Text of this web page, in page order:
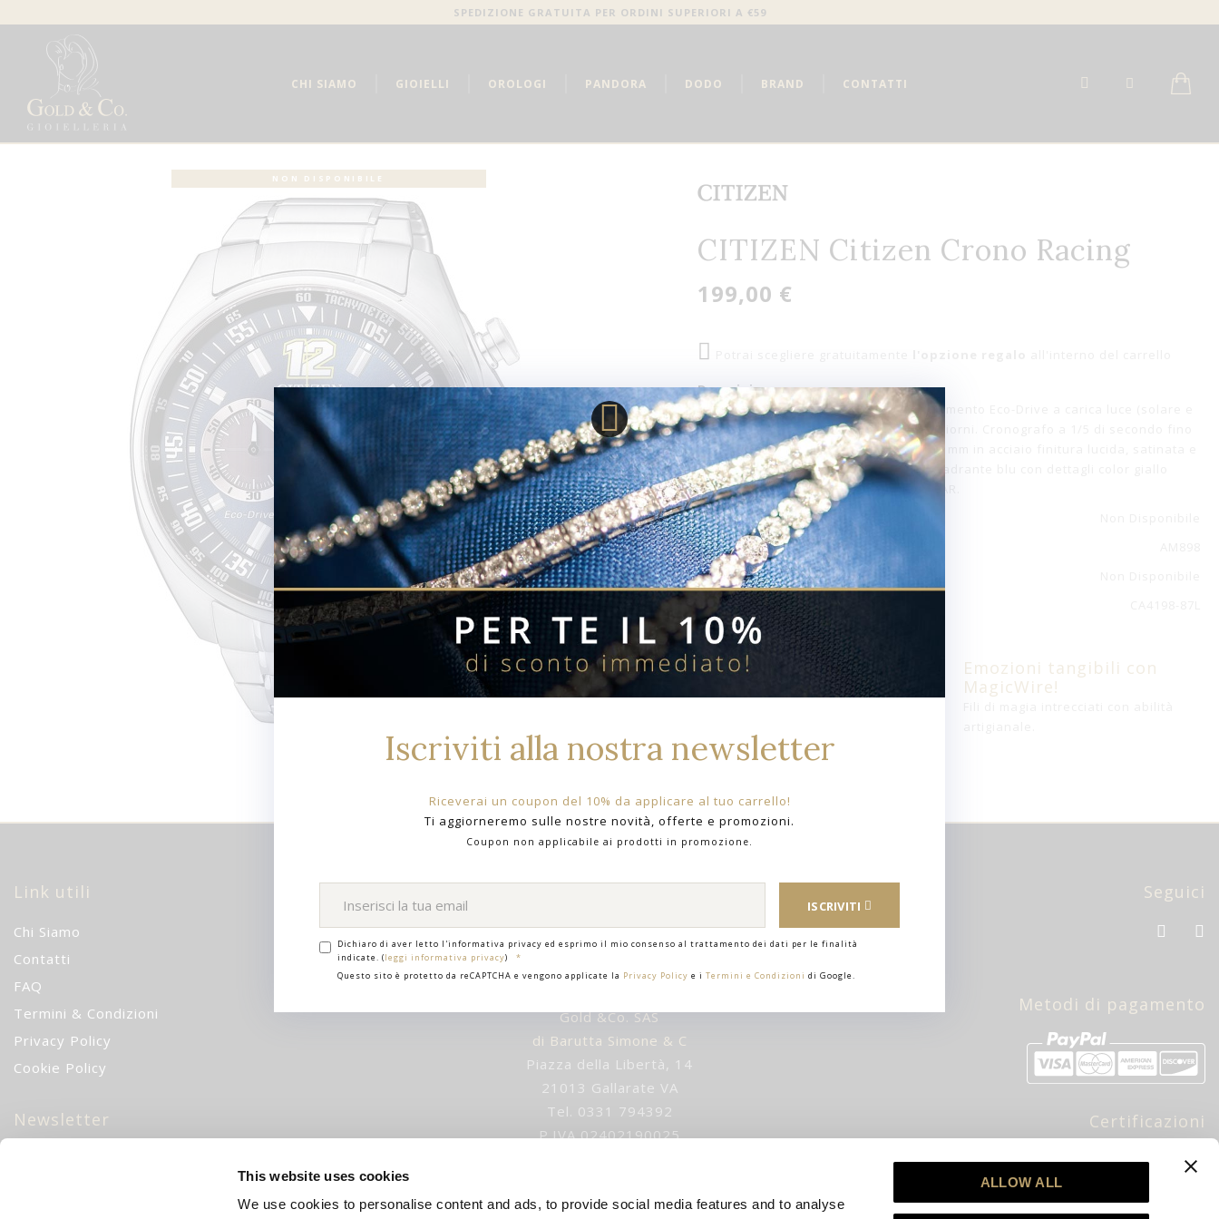
Iscriviti alla nostra newsletter
Riceverai un coupon del 10% da applicare al tuo carrello!
Ti aggiorneremo sulle nostre novità, offerte e promozioni.
Coupon non applicabile ai prodotti in promozione.
Dichiaro di aver letto l'informativa privacy ed esprimo il mio consenso al trattamento dei dati per le finalità
indicate. (leggi informativa privacy)
ISCRIVITI
Questo sito è protetto da reCAPTCHA e vengono applicate la Privacy Policy e i Termini e Condizioni di Google.
This website uses cookies
We use cookies to personalise content and ads, to provide social media features and to analyse
ALLOW ALL
SPEDIZIONE GRATUITA PER ORDINI SUPERIORI A €59
CHI SIAMO GIOIELLI OROLOGI PANDORA DODO BRAND CONTATTI
CITIZEN Citizen Crono Racing
199,00 €
Descrizione:
Orologio Citizen Crono Racing con movimento Eco-Drive a carica luce (solare e
artificiale) con riserva di carica di 270 giorni. Cronografo a 1/5 di secondo fino
a 60 minuti. Cassa con diametro di 44.4 mm in acciaio finitura lucida, satinata e
bracciale con chiusura deployante. Quadrante blu con dettagli color giallo
acido e datario. Resistenza 10 ATM / BAR.
Disponibilita':
SKU:
Stato:
Referenza:
Emozioni tangibili con
MagicWire!
NON DISPONIBILE
Link utili
Chi Siamo
Contatti
FAQ
Termini & Condizioni
Privacy Policy
Cookie Policy
Newsletter
Gold &Co. SAS
di Barutta Simone & C
Piazza della Libertà, 14
21013 Gallarate VA
Tel. 0331 794392
P.IVA 02402190025
CHIUSURA ESTIVA gli ordini verranno evasi dopo 1 settembre
E-mail:info@goldandco.it
Seguici
Metodi di pagamento
Certificazioni